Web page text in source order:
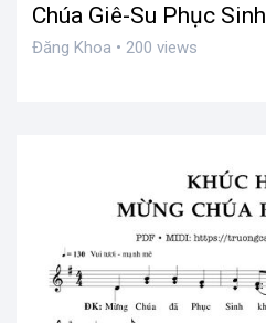
Chúa Giê-Su Phục Sinh
Đăng Khoa • 200 views